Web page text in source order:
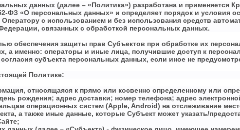
данных (далее – «Политика») разработана и применяется
ФЗ «О персональных данных» и определяет порядок и условия
с использованием и без использования средств
связанных с обработкой персональных данных.
обеспечения защиты прав Субъектов при обработке их
а именно: операторы и иные лица, получившие доступ к
субъекта персональных данных, если иное не
Политике:
относящаяся к прямо или косвенно определенному или
рождения; адрес доставки; номер телефона; адрес
операционных систем (Apple, Android) на отслеживание
а также иные данные, которые Субъект может указать/